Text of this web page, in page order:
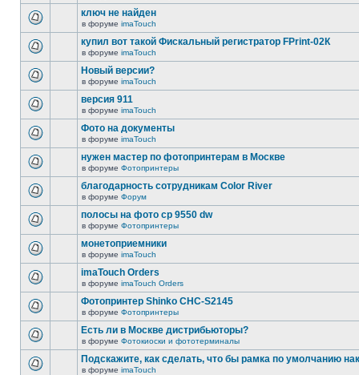
ключ не найден
в форуме imaTouch
купил вот такой Фискальный регистратор FPrint-02К
в форуме imaTouch
Новый версии?
в форуме imaTouch
версия 911
в форуме imaTouch
Фото на документы
в форуме imaTouch
нужен мастер по фотопринтерам в Москве
в форуме Фотопринтеры
благодарность сотрудникам Color River
в форуме Форум
полосы на фото cp 9550 dw
в форуме Фотопринтеры
монетоприемники
в форуме imaTouch
imaTouch Orders
в форуме imaTouch Orders
Фотопринтер Shinko CHC-S2145
в форуме Фотопринтеры
Есть ли в Москве дистрибьюторы?
в форуме Фотокиоски и фототерминалы
Подскажите, как сделать, что бы рамка по умолчанию
в форуме imaTouch